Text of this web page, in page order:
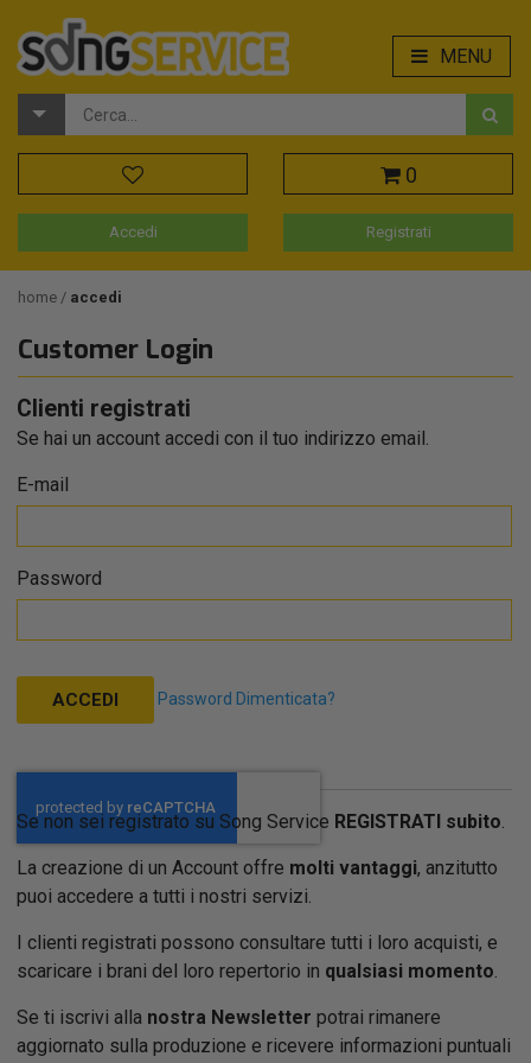
MENU
0
Accedi Registrati
home accedi
Customer Login
Clienti registrati
Se hai un account accedi con il tuo indirizzo email.
E-mail
Password
ACCEDI Password Dimenticata?
Se non sei registrato su Song Service REGISTRATI subito.
La creazione di un Account offre molti vantaggi, anzitutto
puoi accedere a tutti i nostri servizi.
I clienti registrati possono consultare tutti i loro acquisti, e
scaricare i brani del loro repertorio in qualsiasi momento.
Se ti iscrivi alla nostra Newsletter potrai rimanere
aggiornato sulla produzione e ricevere informazioni puntuali